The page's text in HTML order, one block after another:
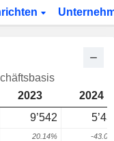
2023
2024
9’542
20.14% -